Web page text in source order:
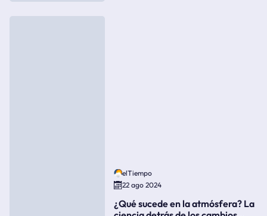
elTiempo
22 ago 2024
¿Qué sucede en la atmósfera? La